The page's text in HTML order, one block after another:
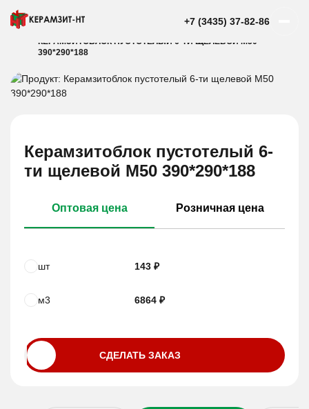
+7 (3435) 37-82-86
КЕРАМЗИТОБЛОК
КЕРАМЗИТОБЛОК ПУСТОТЕЛЫЙ 6-ТИ ЩЕЛЕВОЙ М50
390*290*188
Керамзитоблок пустотелый 6-
ти щелевой М50 390*290*188
Оптовая цена Розничная цена
шт 143 ₽
м3 6864 ₽
СДЕЛАТЬ ЗАКАЗ